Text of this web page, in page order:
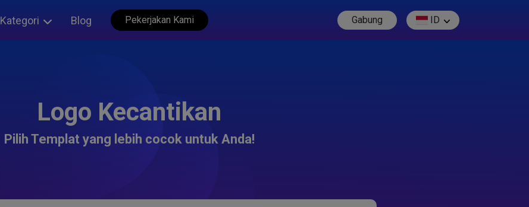
Kategori Blog Pekerjakan Kami Gabung ID
Logo Kecantikan
Pilih Templat yang lebih cocok untuk Anda!